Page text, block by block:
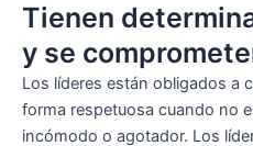
Tienen
y se
Los líderes están obligados a
forma respetuosa cuando no
incómodo o agotador. Los